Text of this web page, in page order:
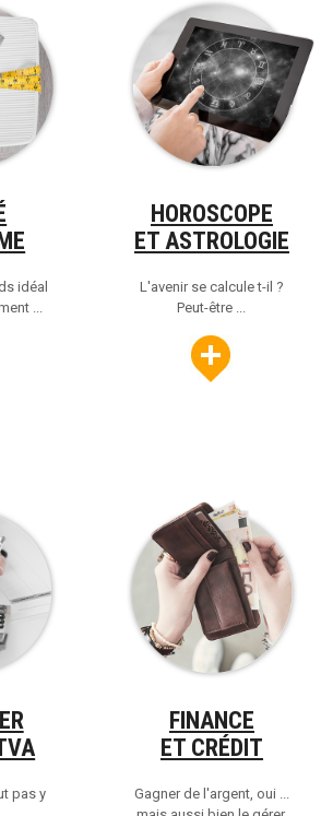
idéal
...
HOROSCOPE
ET ASTROLOGIE
L'avenir se calcule t-il ?
Peut-être ...
pas y
FINANCE
ET CRÉDIT
Gagner de l'argent, oui ...